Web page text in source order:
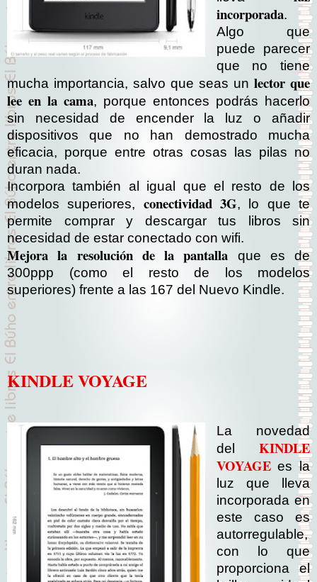
incorporada.
Algo que
puede parecer
que no tiene
mucha importancia, salvo que seas un lector que
lee en la cama, porque entonces podrás hacerlo
sin necesidad de encender la luz o añadir
dispositivos que no han demostrado mucha
eficacia, porque entre otras cosas las pilas no
duran nada.
Incorpora también al igual que el resto de los
modelos superiores,
conectividad 3G, lo que te
permite comprar y descargar tus libros sin
necesidad de estar conectado con wifi.
Mejora la resolución de la pantalla que es de
300ppp (como el resto de los modelos
superiores) frente a las 167 del Nuevo Kindle.
KINDLE VOYAGE
La novedad
del KINDLE
VOYAGEes la
luz que lleva
incorporada en
este caso es
autorregulable,
con lo que
proporciona el